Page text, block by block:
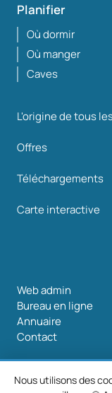
Planifier
Où dormir
Où manger
Caves
L'origine de tous
Offres
Téléchargements
Carte interactive
Web admin
Bureau en ligne
Annuaire
Contact
Nous utilisons des